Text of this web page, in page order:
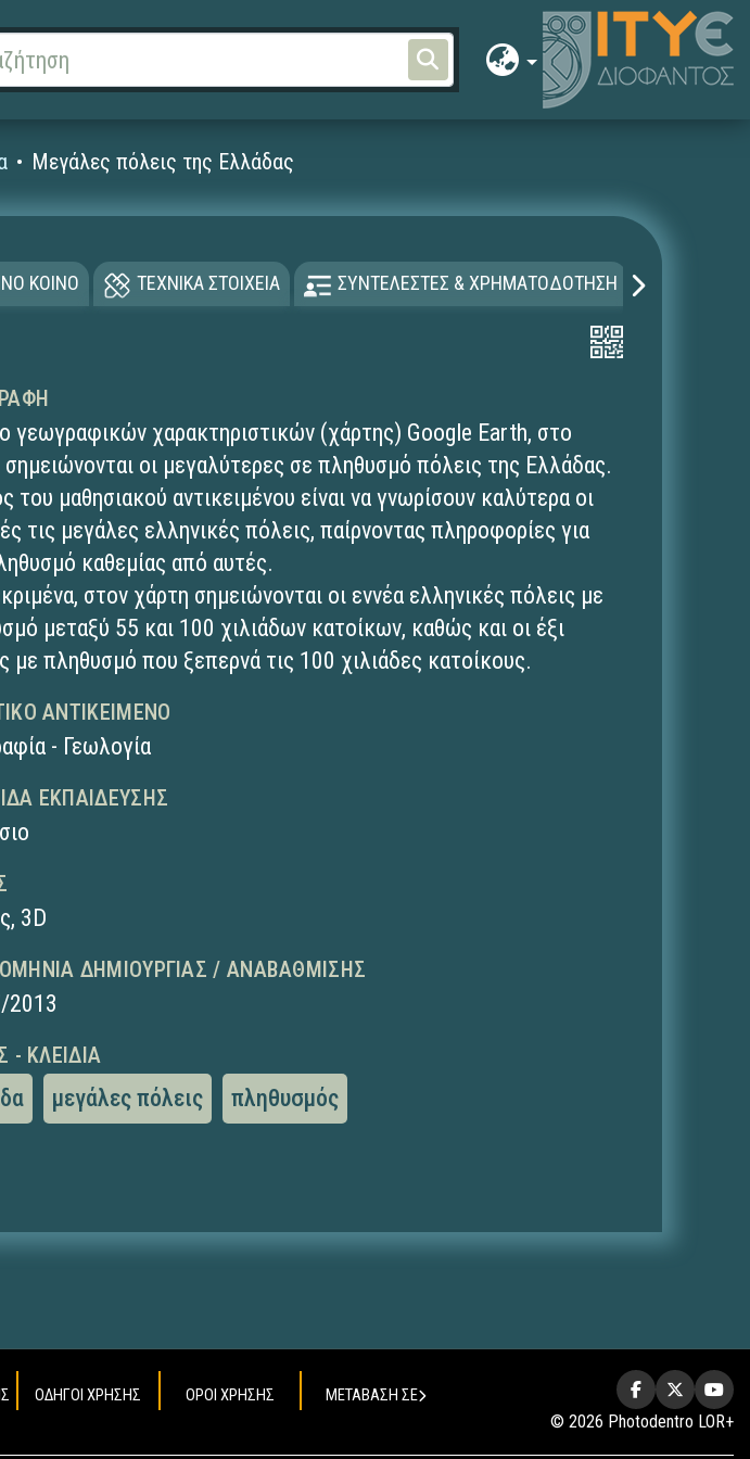
Μεγάλες πόλεις της Ελλάδας
ΚΟΙΝΟ ΤΕΧΝΙΚΑ ΣΤΟΙΧΕΙΑ ΣΥΝΤΕΛΕΣΤΕΣ & ΧΡΗΜΑΤΟΔΟΤΗΣΗ
γεωγραφικών χαρακτηριστικών (χάρτης) Google Earth, στο
σημειώνονται οι μεγαλύτερες σε πληθυσμό πόλεις της Ελλάδας.
του μαθησιακού αντικειμένου είναι να γνωρίσουν καλύτερα οι
τις μεγάλες ελληνικές πόλεις, παίρνοντας πληροφορίες για
καθεμίας από αυτές.
στον χάρτη σημειώνονται οι εννέα ελληνικές πόλεις με
μεταξύ 55 και 100 χιλιάδων κατοίκων, καθώς και οι έξι
με πληθυσμό που ξεπερνά τις 100 χιλιάδες κατοίκους.
ΑΝΤΙΚΕΊΜΕΝΟ
- Γεωλογία
ΕΚΠΑΊΔΕΥΣΗΣ
, 3D
ΔΗΜΙΟΥΡΓΊΑΣ / ΑΝΑΒΆΘΜΙΣΗΣ
2013
- ΚΛΕΙΔΙΆ
μεγάλες πόλεις πληθυσμός
ΟΔΗΓΟΙ ΧΡΗΣΗΣ ΟΡΟΙ ΧΡΗΣΗΣ ΜΕΤΑΒΑΣΗ ΣΕ
© 2026 Photodentro LOR+